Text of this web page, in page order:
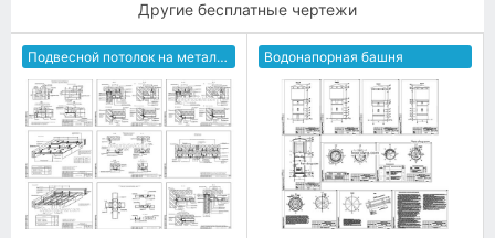
Другие бесплатные чертежи
Подвесной потолок на металлическом каркасе Водонапорная башня